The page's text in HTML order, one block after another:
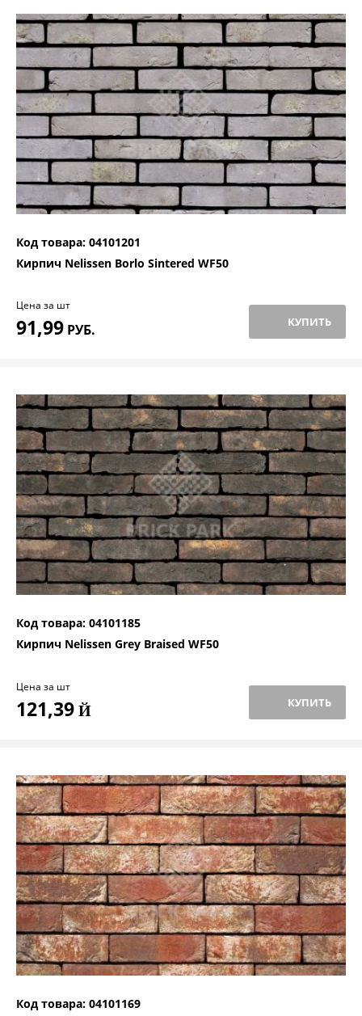
Код товара: 04101201
Кирпич Nelissen Borlo Sintered WF50
Цена за шт
91,99 РУБ. КУПИТЬ
Код товара: 04101185
Кирпич Nelissen Grey Braised WF50
Цена за шт
121,39 Й КУПИТЬ
Код товара: 04101169